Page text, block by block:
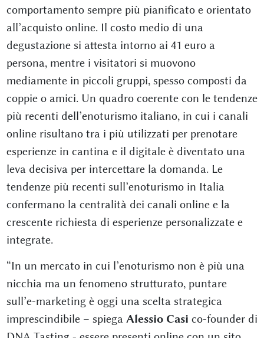
comportamento sempre più pianificato e orientato
all’acquisto online. Il costo medio di una
degustazione si attesta intorno ai 41 euro a
persona, mentre i visitatori si muovono
mediamente in piccoli gruppi, spesso composti da
coppie o amici. Un quadro coerente con le tendenze
più recenti dell’enoturismo italiano, in cui i canali
online risultano tra i più utilizzati per prenotare
esperienze in cantina e il digitale è diventato una
leva decisiva per intercettare la domanda. Le
tendenze più recenti sull’enoturismo in Italia
confermano la centralità dei canali online e la
crescente richiesta di esperienze personalizzate e
integrate.
“In un mercato in cui l’enoturismo non è più una
nicchia ma un fenomeno strutturato, puntare
sull’e-marketing è oggi una scelta strategica
imprescindibile – spiega Alessio Casi co-founder di